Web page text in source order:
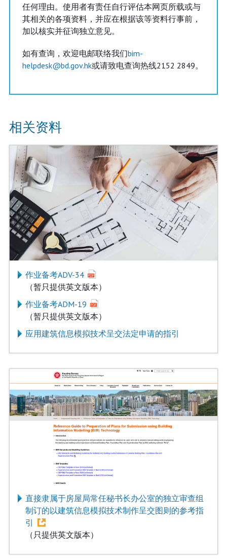
任何理由。使用者有责任自行评估本网页所载或与
其相关的各项资料，并应在根据该等资料行事前，
加以核实并征询独立意见。
如有查询，欢迎电邮联络我们bim-
helpdesk@bd.gov.hk或请致电查询热线2152 2849。
相关资料
作业备考ADV-34
（暂只提供英文版本）
作业备考ADM-19
（暂只提供英文版本）
应用建筑信息模拟技术呈交法定申请的指引
直接隶属于房屋局常任秘书长办公室的独立审查组
制订的以建筑信息模拟技术制作呈交图则的参考指
引
（只提供英文版本）